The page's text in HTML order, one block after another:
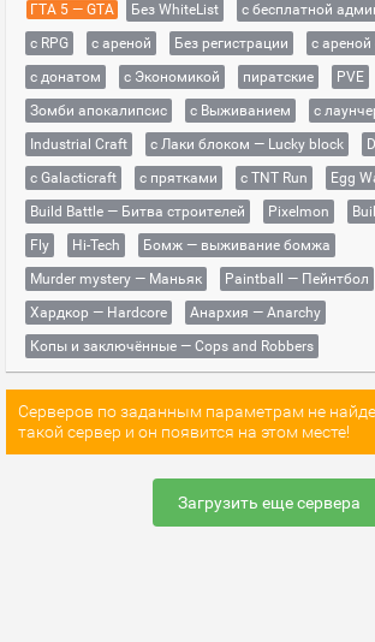
ГТА 5 — GTA
Без WhiteList с бесплатной
с RPG
с ареной Без регистрации
с
с донатом
с Экономикой пиратские
PVE
Зомби апокалипсис
с Выживанием с
Industrial Craft
с Лаки блоком — Lucky block
с Galacticraft
с прятками с TNT Run Egg
Build Battle — Битва строителей
Pixelmon
Fly
Hi-Tech
Бомж — выживание бомжа
Murder mystery — Маньяк
Paintball — Пейнтбол
Хардкор — Hardcore
Анархия — Anarchy
Копы и заключённые — Cops and Robbers
Серверов по заданным параметрам не
такой сервер и он появится на этом месте!
Загрузить еще сервера